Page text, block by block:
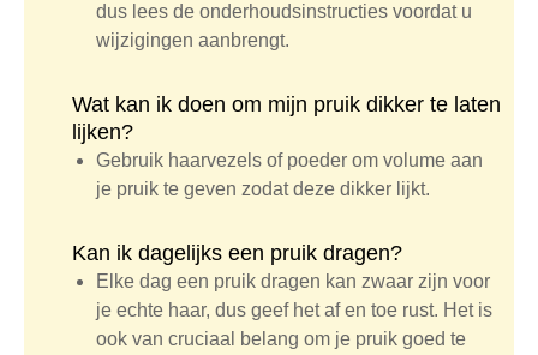
dus lees de onderhoudsinstructies voordat u
wijzigingen aanbrengt.
Wat kan ik doen om mijn pruik dikker te laten
lijken?
Gebruik haarvezels of poeder om volume aan
je pruik te geven zodat deze dikker lijkt.
Kan ik dagelijks een pruik dragen?
Elke dag een pruik dragen kan zwaar zijn voor
je echte haar, dus geef het af en toe rust. Het is
ook van cruciaal belang om je pruik goed te